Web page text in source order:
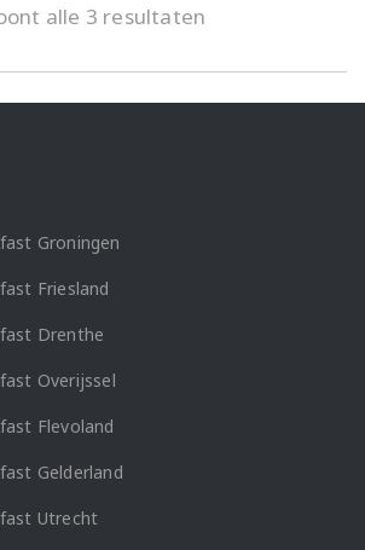
alle 3 resultaten
Groningen
Friesland
Drenthe
Overijssel
Flevoland
Gelderland
Utrecht